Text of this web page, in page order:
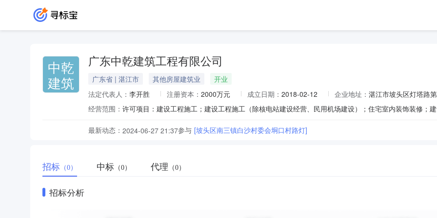
中乾
建筑
广东中乾建筑工程有限公司
广东省 | 湛江市 其他房屋建筑业
开业
法定代表人： 李开胜 注册资本： 2000万元 成立日期： 2018-02-12 企业地址： 湛江市坡头区灯塔路
经营范围：
最新动态： 2024-06-27 21:37参与 [坡头区南三镇白沙村委会垌口村路灯]
招标 （0） 中标 （0） 代理 （0）
招标分析